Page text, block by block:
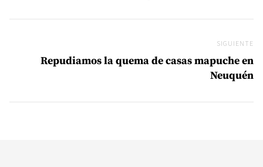
SIGUIENTE
Repudiamos la quema de casas mapuche en
Neuquén